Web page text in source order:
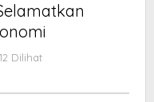
12 Dilihat